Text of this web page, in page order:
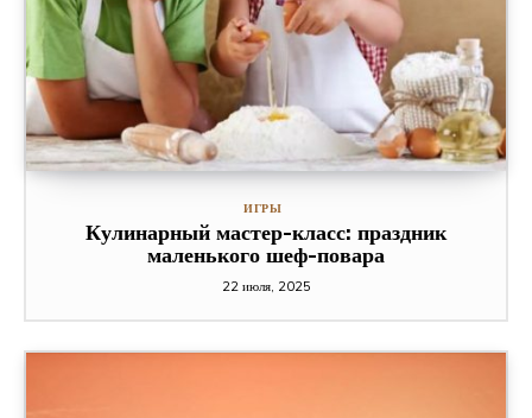
ИГРЫ
Кулинарный мастер-класс: праздник
маленького шеф-повара
22 июля, 2025